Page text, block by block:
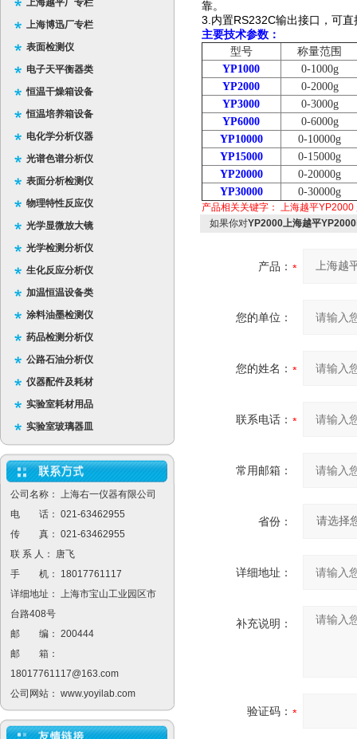
上海越平厂专栏
上海博迅厂专栏
表面检测仪
电子天平衡器类
恒温干燥箱设备
恒温培养箱设备
电化学分析仪器
光谱色谱分析仪
表面分析检测仪
物理特性反应仪
光学显微放大镜
光学检测分析仪
生化反应分析仪
加温恒温设备类
涂料油墨检测仪
药品检测分析仪
公路石油分析仪
仪器配件及耗材
实验室耗材用品
实验室玻璃器皿
公司名称： 上海右一仪器有限公司
电 话： 021-63462955
传 真： 021-63462955
联 系 人： 唐飞
手 机： 18017761117
详细地址： 上海市宝山工业园区市
台路408号
邮 编： 200444
邮 箱：
18017761117@163.com
公司网站： www.yoyilab.com
靠。
3. 内置RS232C输出接口，可
主要技术参数：
型号
称量范围
YP1000
0-1000g
YP2000
0-2000g
YP3000
0-3000g
YP6000
0-6000g
YP10000
0-10000g
YP15000
0-15000g
YP20000
0-20000g
YP30000
0-30000g
产品相关关键字： 上海越平YP2000
如果你对YP2000上海越平
产品：
您的单位：
您的姓名：
联系电话：
常用邮箱：
省份：
详细地址：
补充说明：
验证码：